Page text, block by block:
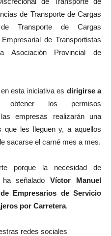
de Transporte de Cargas
Transporte de Cargas
de Transportistas
Provincial de
esta iniciativa es dirigirse a
los permisos
empresas realizarán una
que les lleguen y, a aquellos
sacarse el carné mes a mes.
porque la necesidad de
ha señaladoVíctor Manuel
Empresarios de Servicio
por Carretera.
redes sociales